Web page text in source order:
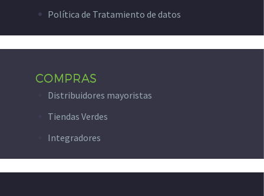
Política de Tratamiento de datos
COMPRAS
Distribuidores mayoristas
Tiendas Verdes
Integradores